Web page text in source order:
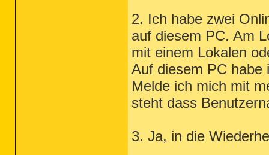
2. Ich habe zwei
auf diesem PC. Am
mit einem Lokalen
Auf diesem PC habe
Melde ich mich mit
steht dass
3. Ja, in die